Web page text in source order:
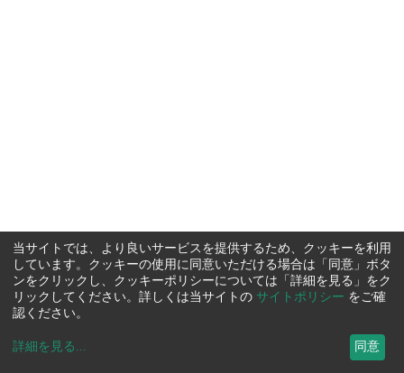
当サイトでは、より良いサービスを提供するため、クッキーを利用
しています。クッキーの使用に同意いただける場合は「同意」ボタ
ンをクリックし、クッキーポリシーについては「詳細を見る」をク
リックしてください。詳しくは当サイトの サイトポリシー をご確
認ください。
詳細を見る ... 同意